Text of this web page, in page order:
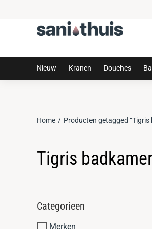
Nieuw Kranen Douches
Je bent hier:
Home Producten getagged
Tigris
Categorieen
Merken